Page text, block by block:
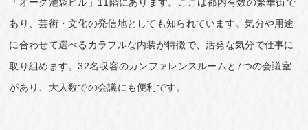
「オーク池袋ビル」11階にあります。ここは都内有数の繁華街で
あり、芸術・文化の発信地としても知られています。気分や用途
に合わせて選べるカラフルな内装が特徴で、活発な気分で仕事に
取り組めます。32名収容のカンファレンスルームと7つの会議室
があり、大人数での会議にも便利です。